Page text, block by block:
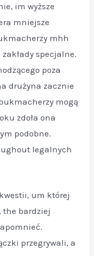
im wyższe
mniejsze
mhh
specjalne.
poza
drużyna zacznie
mogą
zdoła ona
podobne.
legalnych
um której
the bardziej
przegrywali, a